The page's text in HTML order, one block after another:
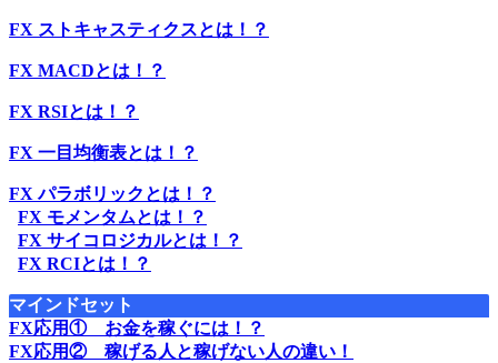
FX ストキャスティクスとは！？
FX MACDとは！？
FX RSIとは！？
FX 一目均衡表とは！？
FX パラボリックとは！？
FX モメンタムとは！？
FX サイコロジカルとは！？
FX RCIとは！？
マインドセット
FX応用① お金を稼ぐには！？
FX応用② 稼げる人と稼げない人の違い！